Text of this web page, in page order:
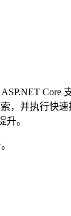
并执行快
升。